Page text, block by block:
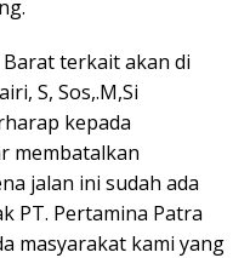
terkait akan di
S, Sos,.M,Si
kepada
membatalkan
jalan ini sudah ada
PT. Pertamina Patra
masyarakat kami yang